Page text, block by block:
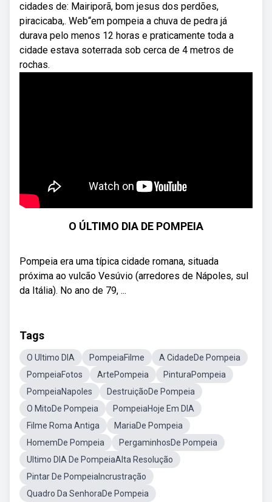
cidades de: Mairiporã, bom jesus dos perdões,
piracicaba,. Web“em pompeia a chuva de pedra já
durava pelo menos 12 horas e praticamente toda a
cidade estava soterrada sob cerca de 4 metros de
rochas.
O ÚLTIMO DIA DE POMPEIA
Pompeia era uma típica cidade romana, situada
próxima ao vulcão Vesúvio (arredores de Nápoles, sul
da Itália). No ano de 79, ...
Tags
O Ultimo DIA PompeiaFilme
A CidadeDe Pompeia
PompeiaFotos
ArtePompeia
PinturaPompeia
PompeiaNapoles
DestruiçãoDe Pompeia
O MitoDe Pompeia
PompeiaHoje Em DIA
Filme Roma Antiga
MariaDe Pompeia
HomemDe Pompeia
PergaminhosDe Pompeia
Ultimo DIA De PompeiaAlta Resolução
Pintar De PompeiaIncrustração
Quadro Da SenhoraDe Pompeia